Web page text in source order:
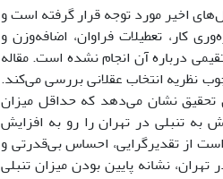
اخیر مورد توجه قرار گرفته است و
کار، تعطیلات فراوان، اضافه‌وزن و
درباره آن انجام نشده است. مقاله
نظریه انتخاب عقلانى بررسى مى‌کند.
است. یافته‌هاى تحقیق نشان مى‌دهد که حداقل میزان
روند گرایش به تنبلى در تهران را رو به افزایش
از تقدیرگرایى، احساس بى‌قدرتى و
نشانه پایین بودن میزان تنبلى